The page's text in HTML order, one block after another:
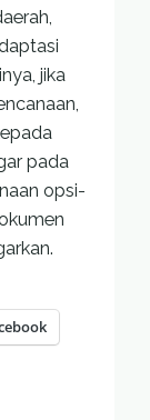
jika
pada
opsi-